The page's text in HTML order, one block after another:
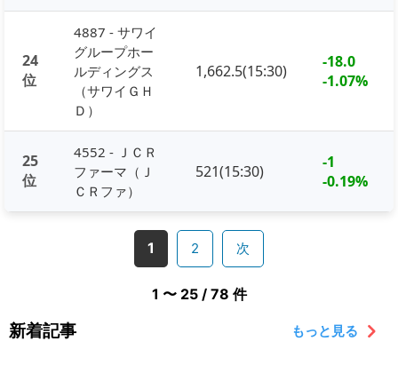
24
位
4887 - サワイ
グループホー
ルディングス
（サワイＧＨ
Ｄ）
1,662.5(15:30)
-18.0
-1.07%
25
位
4552 - ＪＣＲ
ファーマ（Ｊ
ＣＲファ）
521(15:30)
-1
-0.19%
1 2 次
1 〜 25 / 78 件
新着記事 もっと見る